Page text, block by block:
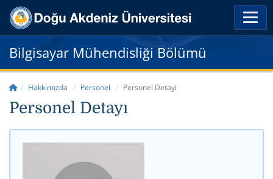
Bilgisayar Mühendisliği Bölümü
Hakkımızda Personel Personel Detayi
Personel Detayı